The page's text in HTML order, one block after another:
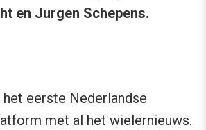
en Jurgen Schepens.
het eerste Nederlandse
met al het wielernieuws.